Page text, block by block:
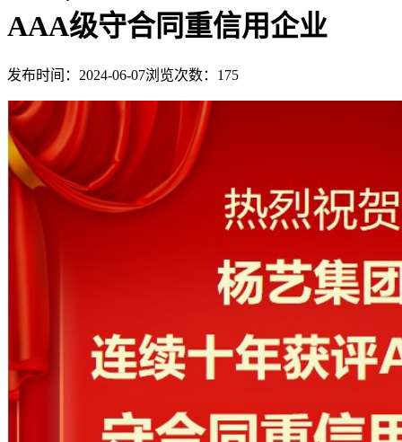
AAA级守合同重信用企业
发布时间：2024-06-07浏览次数： 175